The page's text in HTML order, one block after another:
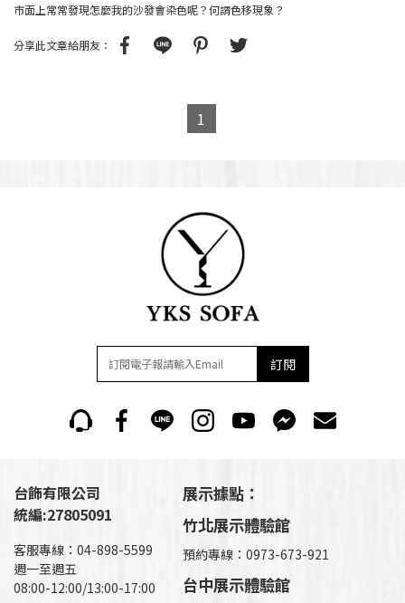
市面上常常發現怎麼我的沙發會染色呢？何謂色移現象？
分享此文章給朋友：
1
訂閱
台飾有限公司
統編:27805091
客服專線：04-898-5599
週一至週五
08:00-12:00/13:00-17:00
展示據點：
竹北展示體驗館
預約專線：0973-673-921
台中展示體驗館